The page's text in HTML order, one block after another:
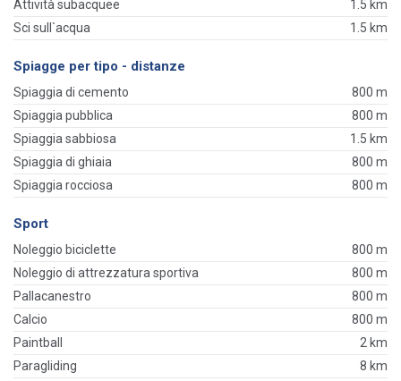
Attività subacquee
1.5 km
Sci sull`acqua
1.5 km
Spiagge per tipo - distanze
Spiaggia di cemento
800 m
Spiaggia pubblica
800 m
Spiaggia sabbiosa
1.5 km
Spiaggia di ghiaia
800 m
Spiaggia rocciosa
800 m
Sport
Noleggio biciclette
800 m
Noleggio di attrezzatura sportiva
800 m
Pallacanestro
800 m
Calcio
800 m
Paintball
2 km
Paragliding
8 km